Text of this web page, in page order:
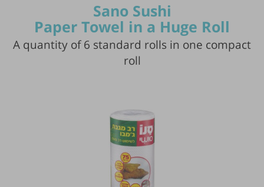
Sano Sushi
Paper Towel in a Huge Roll
A quantity of 6 standard rolls in one compact
roll